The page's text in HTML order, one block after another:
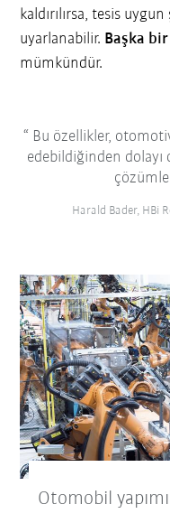
kaldırılırsa, tesis
uyarlanabilir. Başka
mümkündür.
Bu özellikler,
edebildiğinden
Harald Bader, HBi
Otomobil